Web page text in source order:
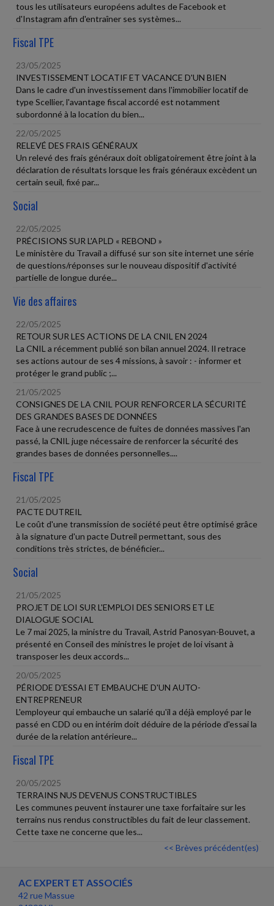
tous les utilisateurs européens adultes de Facebook et
d'Instagram afin d'entraîner ses systèmes...
Fiscal TPE
23/05/2025
INVESTISSEMENT LOCATIF ET VACANCE D'UN BIEN
Dans le cadre d'un investissement dans l'immobilier locatif de
type Scellier, l'avantage fiscal accordé est notamment
subordonné à la location du bien...
22/05/2025
RELEVÉ DES FRAIS GÉNÉRAUX
Un relevé des frais généraux doit obligatoirement être joint à la
déclaration de résultats lorsque les frais généraux excèdent un
certain seuil, fixé par...
Social
22/05/2025
PRÉCISIONS SUR L'APLD « REBOND »
Le ministère du Travail a diffusé sur son site internet une série
de questions/réponses sur le nouveau dispositif d'activité
partielle de longue durée...
Vie des affaires
22/05/2025
RETOUR SUR LES ACTIONS DE LA CNIL EN 2024
La CNIL a récemment publié son bilan annuel 2024. Il retrace
ses actions autour de ses 4 missions, à savoir : - informer et
protéger le grand public ;...
21/05/2025
CONSIGNES DE LA CNIL POUR RENFORCER LA SÉCURITÉ
DES GRANDES BASES DE DONNÉES
Face à une recrudescence de fuites de données massives l'an
passé, la CNIL juge nécessaire de renforcer la sécurité des
grandes bases de données personnelles....
Fiscal TPE
21/05/2025
PACTE DUTREIL
Le coût d'une transmission de société peut être optimisé grâce
à la signature d'un pacte Dutreil permettant, sous des
conditions très strictes, de bénéficier...
Social
21/05/2025
PROJET DE LOI SUR L'EMPLOI DES SENIORS ET LE
DIALOGUE SOCIAL
Le 7 mai 2025, la ministre du Travail, Astrid Panosyan-Bouvet, a
présenté en Conseil des ministres le projet de loi visant à
transposer les deux accords...
20/05/2025
PÉRIODE D'ESSAI ET EMBAUCHE D'UN AUTO-
ENTREPRENEUR
L'employeur qui embauche un salarié qu'il a déjà employé par le
passé en CDD ou en intérim doit déduire de la période d'essai la
durée de la relation antérieure...
Fiscal TPE
20/05/2025
TERRAINS NUS DEVENUS CONSTRUCTIBLES
Les communes peuvent instaurer une taxe forfaitaire sur les
terrains nus rendus constructibles du fait de leur classement.
Cette taxe ne concerne que les...
<< Brèves précédent(es)
AC EXPERT ET ASSOCIÉS
42 rue Massue